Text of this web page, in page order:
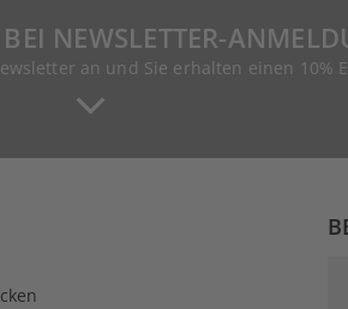
NEWSLETTER-
an und Sie erhalten einen 10%